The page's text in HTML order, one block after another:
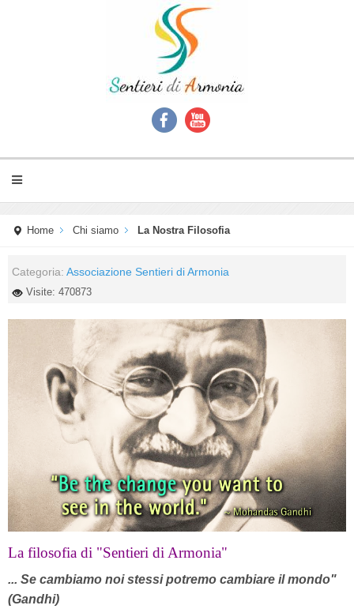
Home Chi siamo La Nostra Filosofia
Categoria: Associazione Sentieri di Armonia
Visite: 470873
La filosofia di "Sentieri di Armonia"
... Se cambiamo noi stessi potremo cambiare il mondo"
(Gandhi)